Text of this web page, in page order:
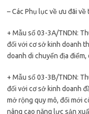
– Các Phụ lục về ưu đãi
+ Mẫu số 03-3A/TNDN:
đối với cơ sở kinh doanh
doanh di chuyển địa điểm,
+ Mẫu số 03-3B/TNDN:
đối với cơ sở kinh doanh
mở rộng quy mô, đổi mới
nâng cao năng lực sản